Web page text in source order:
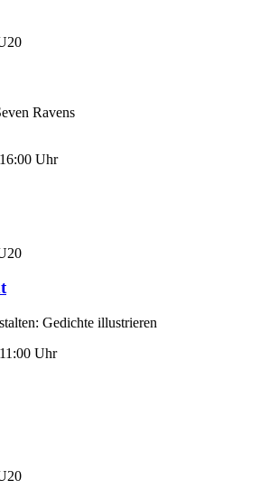
Ravens
Uhr
Gedichte illustrieren
Uhr